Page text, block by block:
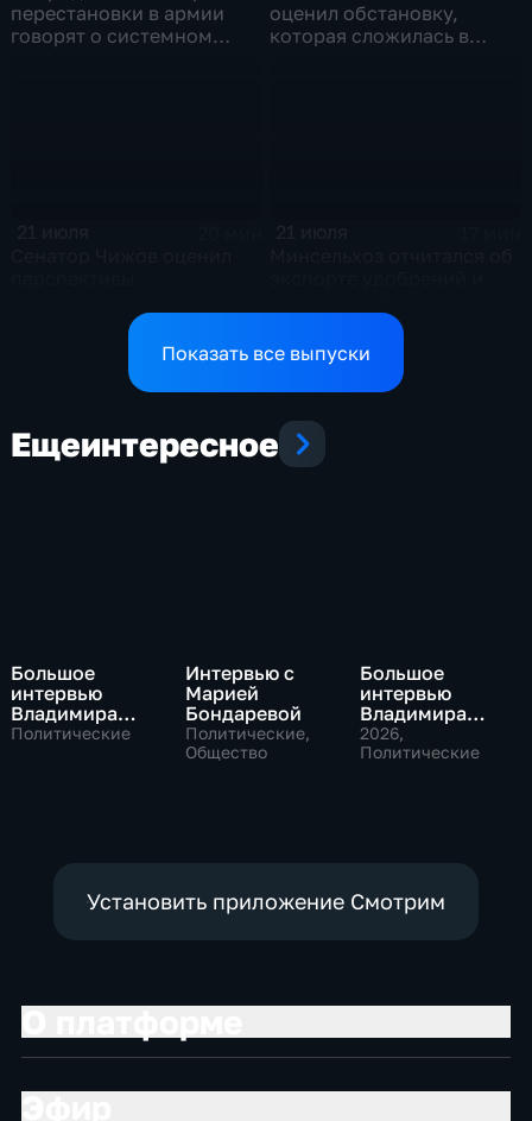
перестановки в армии
говорят о системном
оценил обстановку,
которая сложилась в
конфликтов на Ближнем
Востоке и диалог с
аграриев топливом
Показать все выпуски
Ещеинтересное
Большое
интервью
Владимира
Путина Сергею
Политические
Интервью с
Марией
Бондаревой
Политические,
Общество
Большое
интервью
Владимира
Соловьева
Роджеру
2026,
Политические
Установить приложение Смотрим